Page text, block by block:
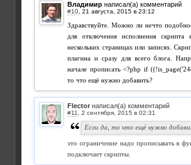
Владимир написал(а) комментарий
#10
Здравствуйте. Можно ли нечто
для отключения исполнения
нескольких страницах или записях.
плагина и сразу для всего блога.
начале прописать <?php if
то что ещё нужно добавить?
Flector написал(а) комментарий
#11
Если да, то что ещё нужно
это ограничение надо прописывать в
подключает скрипты.